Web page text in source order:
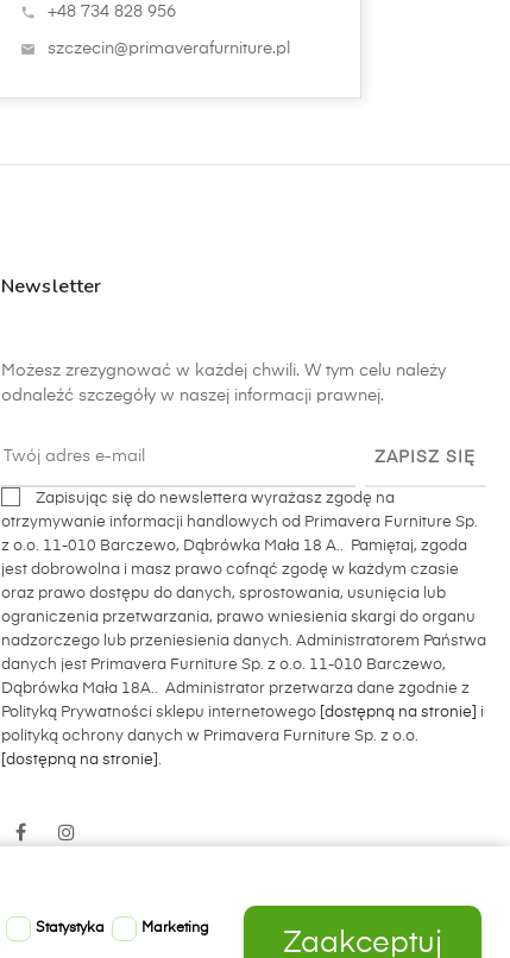
 +48 734 828 956
 szczecin@primaverafurniture.pl
Newsletter
Możesz zrezygnować w każdej chwili. W tym celu należy
odnaleźć szczegóły w naszej informacji prawnej.
ZAPISZ SIĘ
Zapisując się do newslettera wyrażasz zgodę na
otrzymywanie informacji handlowych od Primavera Furniture Sp.
z o.o. 11-010 Barczewo, Dąbrówka Mała 18 A.. Pamiętaj, zgoda
jest dobrowolna i masz prawo cofnąć zgodę w każdym czasie
oraz prawo dostępu do danych, sprostowania, usunięcia lub
ograniczenia przetwarzania, prawo wniesienia skargi do organu
nadzorczego lub przeniesienia danych. Administratorem Państwa
danych jest Primavera Furniture Sp. z o.o. 11-010 Barczewo,
Dąbrówka Mała 18A.. Administrator przetwarza dane zgodnie z
Polityką Prywatności sklepu internetowego [dostępną na stronie]
i
polityką ochrony danych w Primavera Furniture Sp. z o.o.
[dostępną na stronie] .
Facebook
Statystyka Marketing
Zaakceptuj